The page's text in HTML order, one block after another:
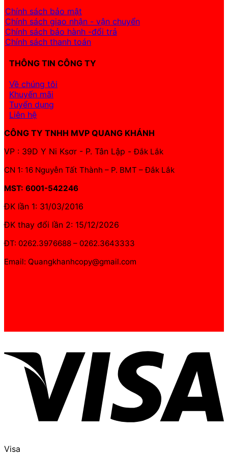
Chính sách bảo mật
Chính sách giao nhận - vận chuyển
Chính sách bảo hành -đổi trả
Chính sách thanh toán
THÔNG TIN CÔNG TY
Về chúng tôi
Khuyến mãi
Tuyển dụng
Liên hệ
CÔNG TY TNHH MVP QUANG KHÁNH
VP : 39D Y Ni Ksơr - P. Tân Lập -Đắk Lắk
CN 1: 16 Nguyễn Tất Thành – P. BMT – Đắk Lắk
MST: 6001-542246
ĐK lần 1: 31/03/2016
ĐK thay đổi lần 2: 15/12/2026
ĐT: 0262.3976688 – 0262.3643333
Email: Quangkhanhcopy@gmail.com
Visa